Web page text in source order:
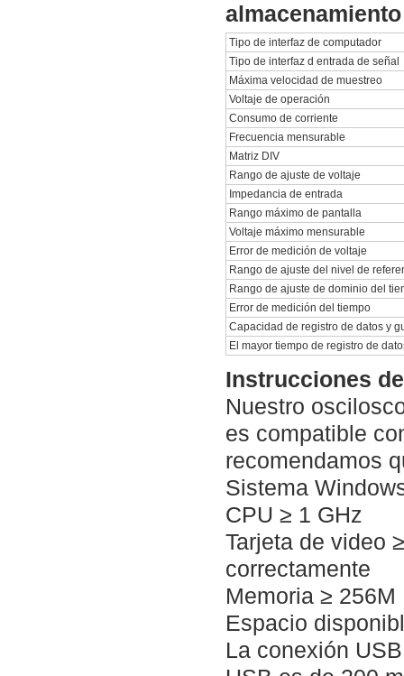
Tipo de interfaz de computador
Tipo de interfaz d entrada de señal
Máxima velocidad de muestreo
Voltaje de operación
Consumo de corriente
Frecuencia mensurable
Matriz DIV
Rango de ajuste de voltaje
Impedancia de entrada
Rango máximo de pantalla
Voltaje máximo mensurable
Error de medición de voltaje
Rango de ajuste del nivel de
Rango de ajuste de dominio del
Error de medición del tiempo
Capacidad de registro de datos y
El mayor tiempo de registro de
Instrucciones
Nuestro
es compatible
recomendamos
Sistema
CPU ≥ 1 GHz
Tarjeta de video
correctamente
Memoria ≥ 256M
Espacio
La conexión